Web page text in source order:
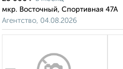
мкр. Восточный, Спортивная 47А
Агентство, 04.08.2026